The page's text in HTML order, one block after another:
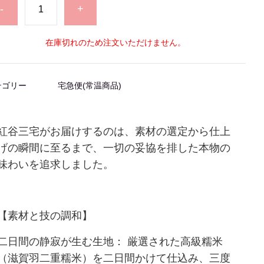
- +
在庫切れのため注文いただけません。
ゴリー 宅急便(常温商品)
谷三宅がお届けするのは、素材の選定から仕上
の瞬間に至るまで、一切の妥協を排した本物の
わいを追求しました。
素材と技の調和】
日間の静寂が生む生地： 厳選された高級糯米
滋賀羽二重糯米）を二日間かけて仕込み、三度